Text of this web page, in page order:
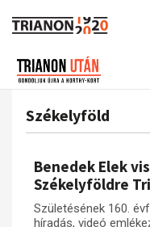
A
Székelyföld
Benedek Elek
Székelyföldre
Születésének 160.
híradás, videó